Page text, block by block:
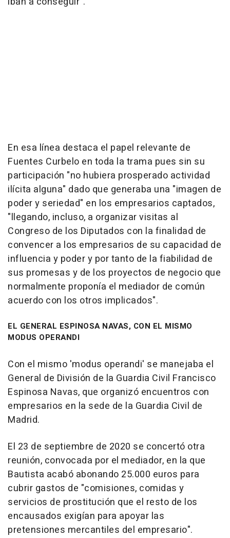
En esa línea destaca el papel relevante de
Fuentes Curbelo en toda la trama pues sin su
participación "no hubiera prosperado actividad
ilícita alguna" dado que generaba una "imagen de
poder y seriedad" en los empresarios captados,
"llegando, incluso, a organizar visitas al
Congreso de los Diputados con la finalidad de
convencer a los empresarios de su capacidad de
influencia y poder y por tanto de la fiabilidad de
sus promesas y de los proyectos de negocio que
normalmente proponía el mediador de común
acuerdo con los otros implicados".
EL GENERAL ESPINOSA NAVAS, CON EL MISMO
MODUS OPERANDI
Con el mismo 'modus operandi' se manejaba el
General de División de la Guardia Civil Francisco
Espinosa Navas, que organizó encuentros con
empresarios en la sede de la Guardia Civil de
Madrid.
El 23 de septiembre de 2020 se concertó otra
reunión, convocada por el mediador, en la que
Bautista acabó abonando 25.000 euros para
cubrir gastos de "comisiones, comidas y
servicios de prostitución que el resto de los
encausados exigían para apoyar las
pretensiones mercantiles del empresario".